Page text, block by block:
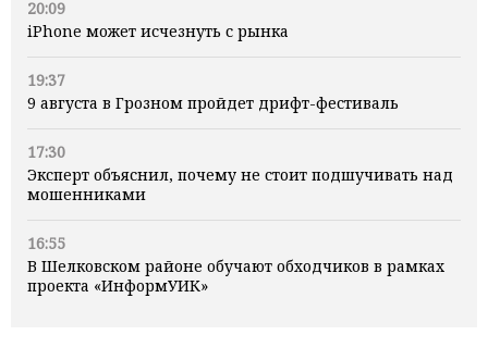
20:09
iPhone может исчезнуть с рынка
19:37
9 августа в Грозном пройдет дрифт-фестиваль
17:30
Эксперт объяснил, почему не стоит подшучивать над
мошенниками
16:55
В Шелковском районе обучают обходчиков в рамках
проекта «ИнформУИК»